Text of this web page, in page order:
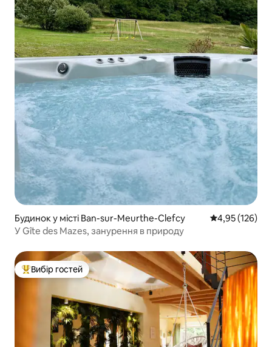
Будинок у місті Ban-sur-Meurthe-Clefcy Середня
4,95 (126)
У Gîte des Mazes, занурення в природу
Топ вибір гостей
Вибір гостей